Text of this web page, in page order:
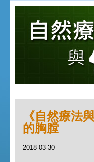
《自然療法
的胸膛
2018-03-30